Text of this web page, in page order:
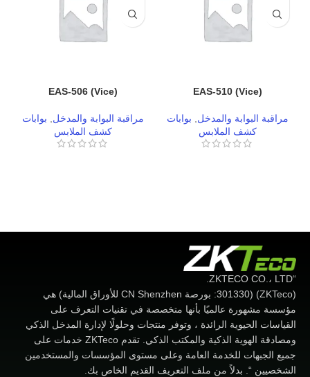
EAS-510 (Vice)
مراقبة البوابة والمدخل
بوابات
كشف الملابس
EAS-506 (Vice)
مراقبة البوابة والمدخل
بوابات
كشف الملابس
“ZKTECO CO.، LTD.
(ZKTeco) (301330: بورصة CN Shenzhen للأوراق المالية) هي
مؤسسة مشهورة عالميًا بأنها متخصصة في تقنيات التعرف على
القياسات الحيوية الرائدة ، وتوفر منتجات وحلولًا لإدارة المدخل الذكي
ومصادقة الهوية الذكية والمكتب الذكي. تقدم ZKTeco خدمات على
جميع الجبهات للخدمة العامة وعلى مستوى المؤسسات والمستخدمين
الشخصيين “. بدلاً من ملف التعريف القديم الخاص بك.